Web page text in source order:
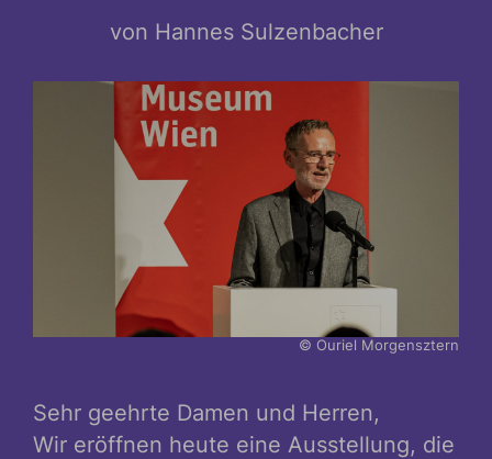
von Hannes Sulzenbacher
© Ouriel Morgensztern
Sehr geehrte Damen und Herren,
Wir eröffnen heute eine Ausstellung, die